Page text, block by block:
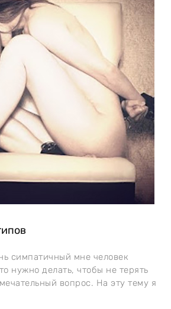
симпатичный мне человек
нужно делать, чтобы не терять
вопрос. На эту тему я